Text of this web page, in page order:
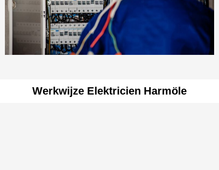
Werkwijze Elektricien Harmöle